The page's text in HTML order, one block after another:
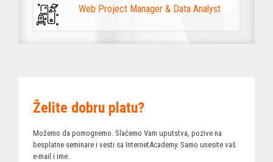
Web Project Manager & Data Analyst
Želite dobru platu?
Možemo da pomognemo. Slaćemo Vam uputstva, pozive na
besplatne seminare i vesti sa InternetAcademy. Samo unesite vaš
e-mail i ime.